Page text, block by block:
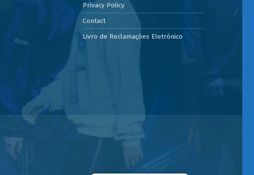
Privacy Policy
Contact
Livro de Reclamações Eletrónico